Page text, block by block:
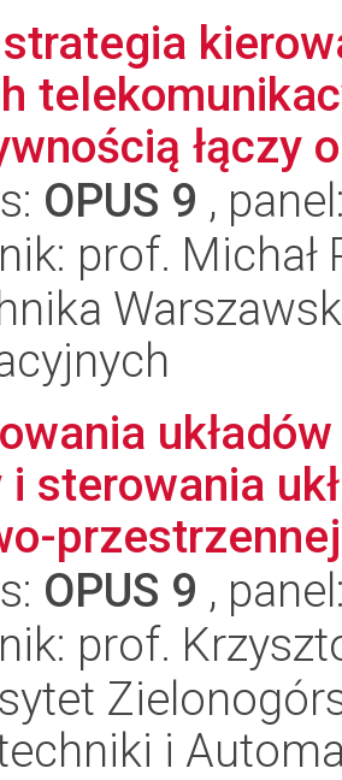
strategia
łączy
OPUS 9 ,
prof. Michał
i sterowania
OPUS 9 ,
prof.
i